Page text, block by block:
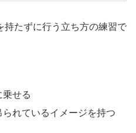
持たずに行う立ち方の練習で
せる
れているイメージを持つ